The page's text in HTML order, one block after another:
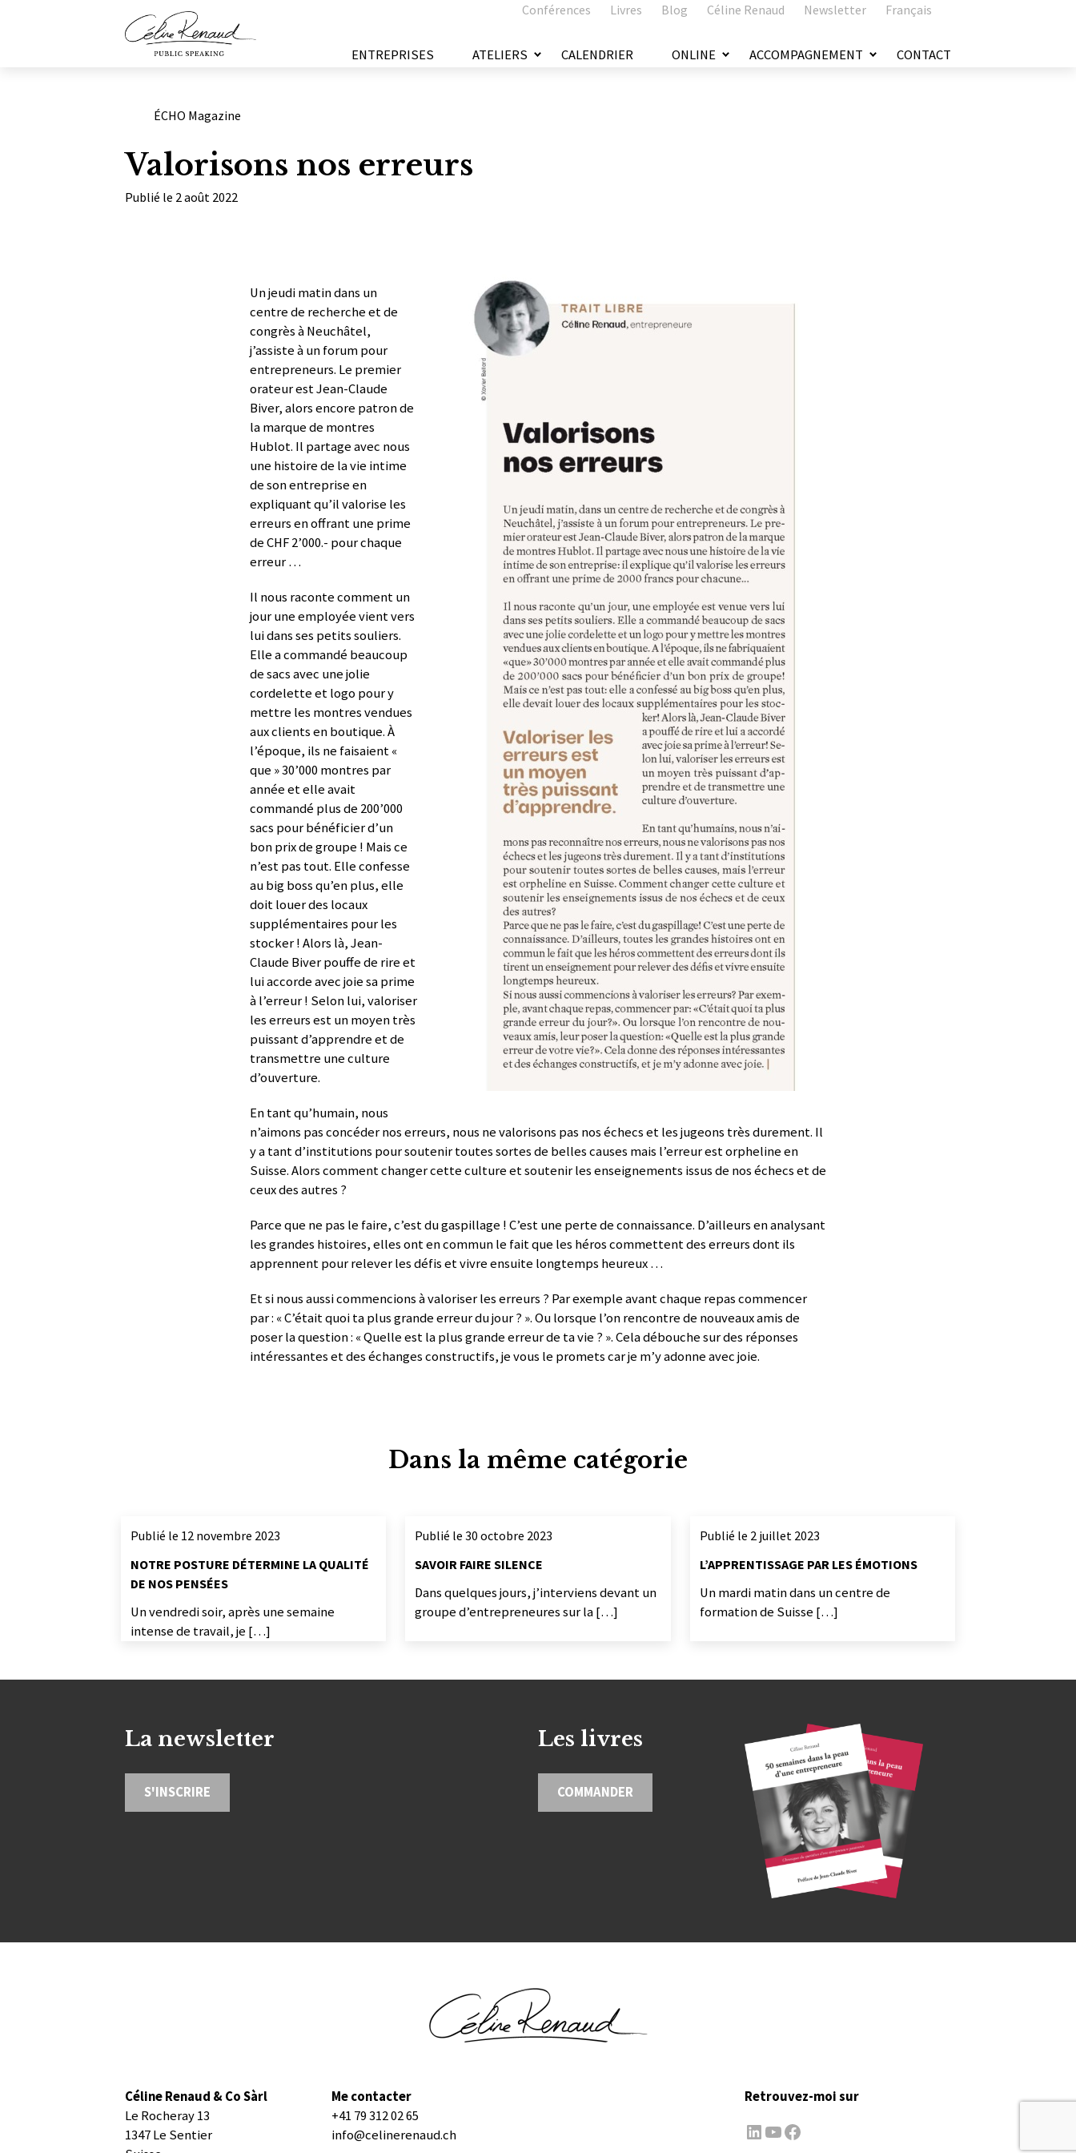
ENTREPRISES ATELIERS CALENDRIER ONLINE ACCOMPAGNEMENT CONTACT
Conférences Livres Blog Céline Renaud Newsletter Français
Catégories
ÉCHO Magazine
Valorisons nos erreurs
Publié le 2 août 2022
Un jeudi matin dans un
centre de recherche et de
congrès à Neuchâtel,
j’assiste à un forum pour
entrepreneurs. Le premier
orateur est Jean-Claude
Biver, alors encore patron de
la marque de montres
Hublot. Il partage avec nous
une histoire de la vie intime
de son entreprise en
expliquant qu’il valorise les
erreurs en offrant une prime
de CHF 2’000.- pour chaque
erreur …
Il nous raconte comment un
jour une employée vient vers
lui dans ses petits souliers.
Elle a commandé beaucoup
de sacs avec une jolie
cordelette et logo pour y
mettre les montres vendues
aux clients en boutique. À
l’époque, ils ne faisaient «
que » 30’000 montres par
année et elle avait
commandé plus de 200’000
sacs pour bénéficier d’un
bon prix de groupe ! Mais ce
n’est pas tout. Elle confesse
au big boss qu’en plus, elle
doit louer des locaux
supplémentaires pour les
stocker ! Alors là, Jean-
Claude Biver pouffe de rire et
lui accorde avec joie sa prime
à l’erreur ! Selon lui, valoriser
les erreurs est un moyen très
puissant d’apprendre et de
transmettre une culture
d’ouverture.
En tant qu’humain, nous
n’aimons pas concéder nos erreurs, nous ne valorisons pas nos échecs et les jugeons très durement. Il
y a tant d’institutions pour soutenir toutes sortes de belles causes mais l’erreur est orpheline en
Suisse. Alors comment changer cette culture et soutenir les enseignements issus de nos échecs et de
ceux des autres ?
Parce que ne pas le faire, c’est du gaspillage ! C’est une perte de connaissance. D’ailleurs en analysant
les grandes histoires, elles ont en commun le fait que les héros commettent des erreurs dont ils
apprennent pour relever les défis et vivre ensuite longtemps heureux …
Et si nous aussi commencions à valoriser les erreurs ? Par exemple avant chaque repas commencer
par : « C’était quoi ta plus grande erreur du jour ? ». Ou lorsque l’on rencontre de nouveaux amis de
poser la question : « Quelle est la plus grande erreur de ta vie ? ». Cela débouche sur des réponses
intéressantes et des échanges constructifs, je vous le promets car je m’y adonne avec joie.
Dans la même catégorie
Publié le 12 novembre 2023
NOTRE POSTURE DÉTERMINE LA QUALITÉ
DE NOS PENSÉES
Un vendredi soir, après une semaine
intense de travail, je […]
Publié le 30 octobre 2023
SAVOIR FAIRE SILENCE
Dans quelques jours, j’interviens devant un
groupe d’entrepreneures sur la […]
Publié le 2 juillet 2023
L’APPRENTISSAGE PAR LES ÉMOTIONS
Un mardi matin dans un centre de
formation de Suisse […]
La newsletter
S'INSCRIRE
Les livres
COMMANDER
Céline Renaud & Co Sàrl
Le Rocheray 13
1347 Le Sentier
Me contacter
+41 79 312 02 65
info@celinerenaud.ch
Retrouvez-moi sur
LinkedIn
YouTube
Facebook